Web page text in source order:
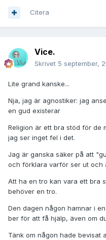
Citera
Vice.
Skrivet 5 september,
Lite grand kanske...
Nja, jag är agnostiker: jag
en gud existerar
Religion är ett bra stöd för de
jag ser inget fel i det.
Jag är ganska säker på att
och förklara varför ser ut och
Att ha en tro kan vara ett bra
behöver en tro.
Den dagen någon hamnar i
ber för att få hjälp, även om
Tänk om någon hade bevisat